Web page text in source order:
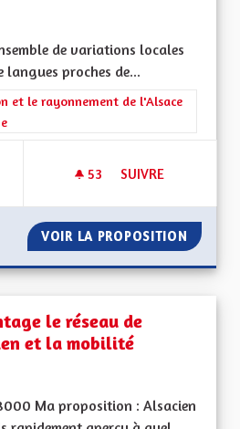
de variations locales
langues proches de...
la catégorie : La Culture, l'Education et
et le rayonnement de l'Alsace
53 53 ABONNÉS
SUIVRE
VOIR LA PROPOSITION
le réseau de
et la mobilité
Ma proposition : Alsacien